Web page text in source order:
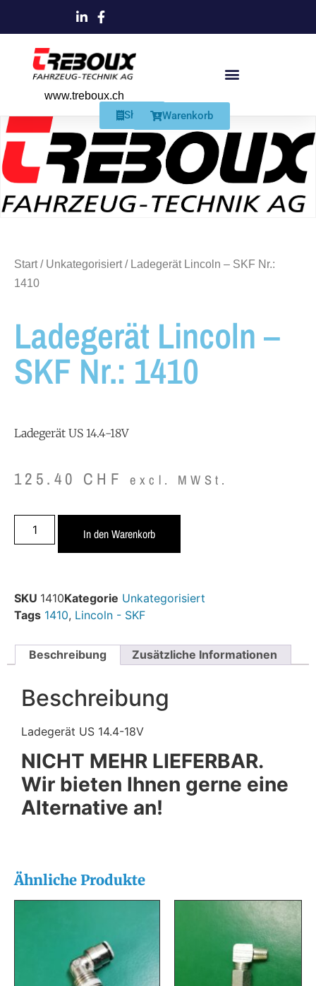
www.treboux.ch
Shop Warenkorb
Start/ Unkategorisiert/ Ladegerät Lincoln – SKF Nr.:
1410
Ladegerät Lincoln –
SKF Nr.: 1410
Ladegerät US 14.4-18V
125.40 CHF excl. MWSt.
In den Warenkorb
SKU 1410Kategorie Unkategorisiert
Tags 1410, Lincoln - SKF
Beschreibung Zusätzliche Informationen
Beschreibung
Ladegerät US 14.4-18V
NICHT MEHR LIEFERBAR.
Wir bieten Ihnen gerne eine
Alternative an!
Ähnliche Produkte